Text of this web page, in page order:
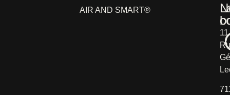
AIR AND SMART®
11